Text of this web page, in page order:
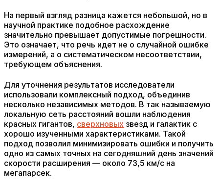
На первый взгляд разница кажется небольшой, но в
научной практике подобное расхождение
значительно превышает допустимые погрешности.
Это означает, что речь идет не о случайной ошибке
измерений, а о систематическом несоответствии,
требующем объяснения.
Для уточнения результатов исследователи
использовали комплексный подход, объединив
несколько независимых методов. В так называемую
локальную сеть расстояний вошли наблюдения
красных гигантов, сверхновых звезд и галактик с
хорошо изученными характеристиками. Такой
подход позволил минимизировать ошибки и получить
одно из самых точных на сегодняшний день значений
скорости расширения — около 73,5 км/с на
мегапарсек.